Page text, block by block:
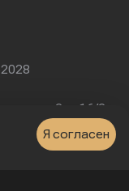
д. 2, п. 16/2
Я согласен